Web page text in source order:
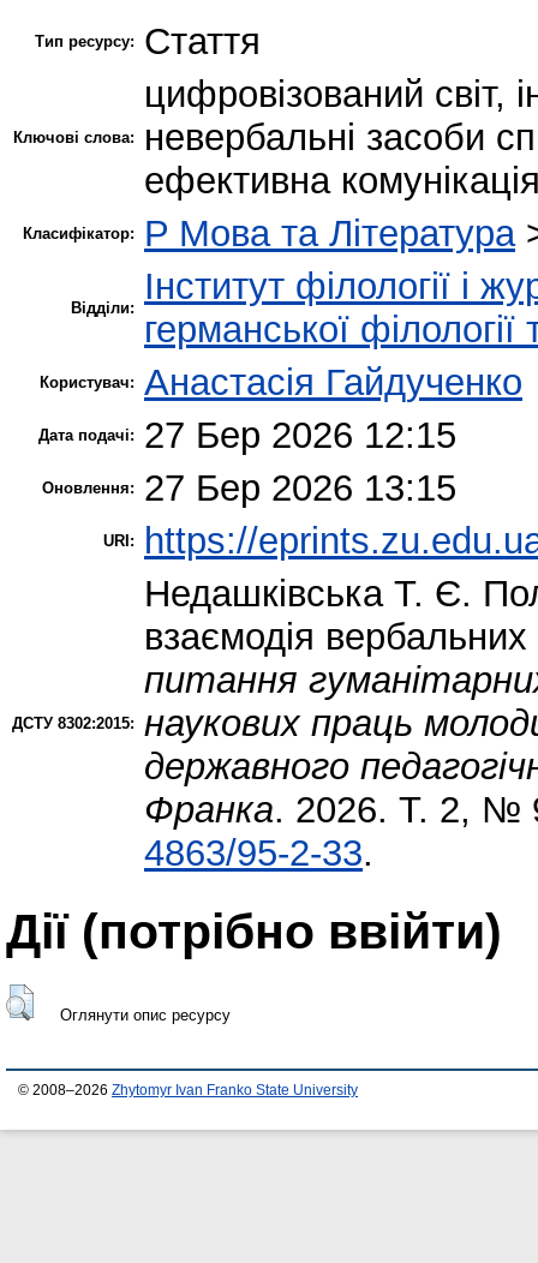
Тип ресурсу: Стаття
Ключові слова:
цифровізований світ,
невербальні засоби
ефективна
Класифікатор: P Мова та Література
Відділи:
Інститут філології і
германської
Користувач: Анастасія Гайдученко
Дата подачі: 27 Бер 2026 12:15
Оновлення: 27 Бер 2026 13:15
URI: https://
ДСТУ 8302:2015:
Недашківська Т. Є.
взаємодія
питання
наукових праць
державного
Франка. 2026. Т. 2, №
4863/95-2-33.
Дії ​​(потрібно ввійти)
Оглянути опис ресурсу
© 2008–2026 Zhytomyr Ivan Franko State University